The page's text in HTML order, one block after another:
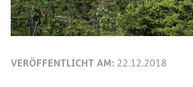
VERÖFFENTLICHT AM: 22.12.2018